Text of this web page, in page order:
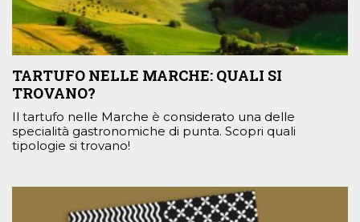
TARTUFO NELLE MARCHE: QUALI SI
TROVANO?
Il tartufo nelle Marche è considerato una delle
specialità gastronomiche di punta. Scopri quali
tipologie si trovano!